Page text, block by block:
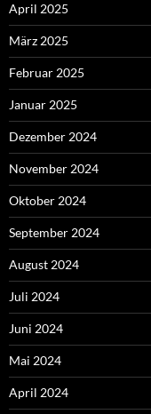
April 2025
März 2025
Februar 2025
Januar 2025
Dezember 2024
November 2024
Oktober 2024
September 2024
August 2024
Juli 2024
Juni 2024
Mai 2024
April 2024